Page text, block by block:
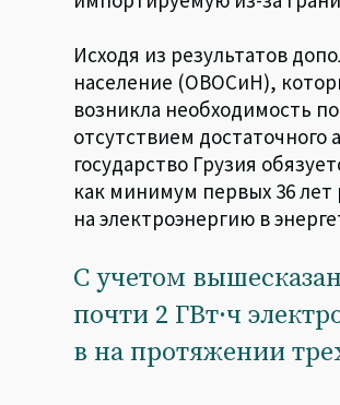
Исходя из результатов
население (ОВОСиН),
возникла необходимость
отсутствием
государство Грузия
как минимум первых 36 лет
на электроэнергию в
С учетом
почти 2 ГВт·ч
в на протяжении